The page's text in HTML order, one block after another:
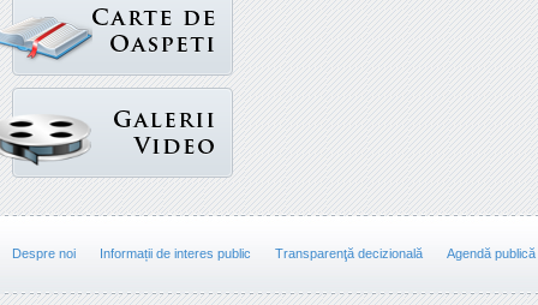
Despre noi Informații de interes public Transparenţă decizională Agendă publică